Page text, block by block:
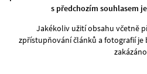
s předchozím souhlasem
Jakékoliv užití obsahu včetně
zpřístupňování článků a fotografií je